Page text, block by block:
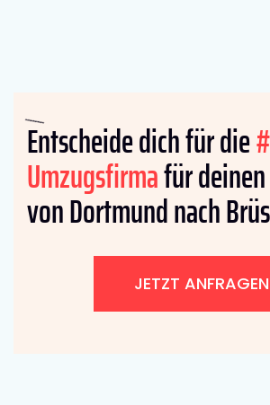
Entscheide dich für die
Umzugsfirmafür
von Dortmund nach
JETZT ANFRAGEN